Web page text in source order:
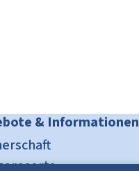
& Informationen